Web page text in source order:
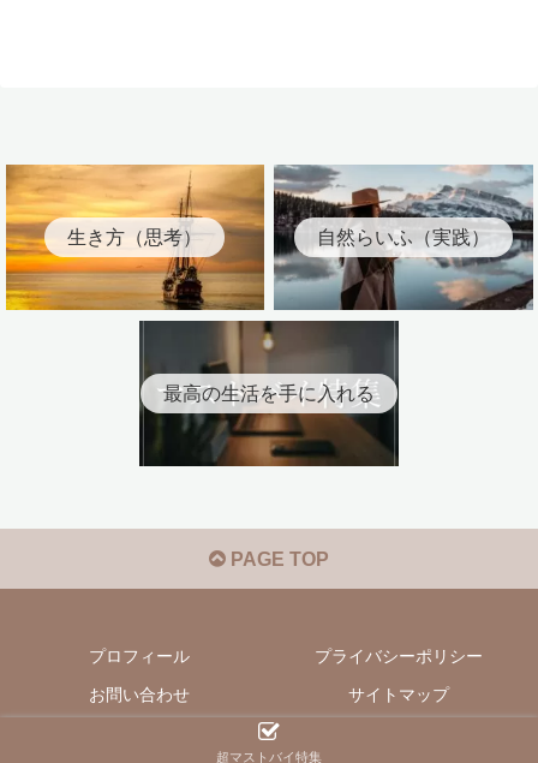
生き方（思考） 自然らいふ（実践）
最高の生活を手に入れる
PAGE TOP
プロフィール
プライバシーポリシー
お問い合わせ
サイトマップ
© 2021 こやしの脳みそ.
超マストバイ特集